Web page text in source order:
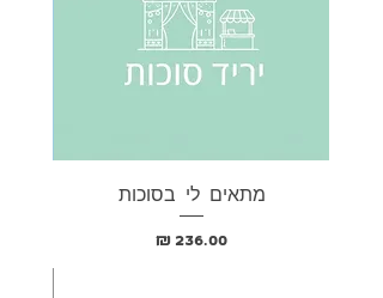
מתאים לי בסוכות
מחיר